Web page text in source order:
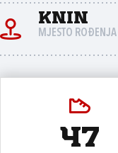
Knin
MJESTO ROĐENJA
47